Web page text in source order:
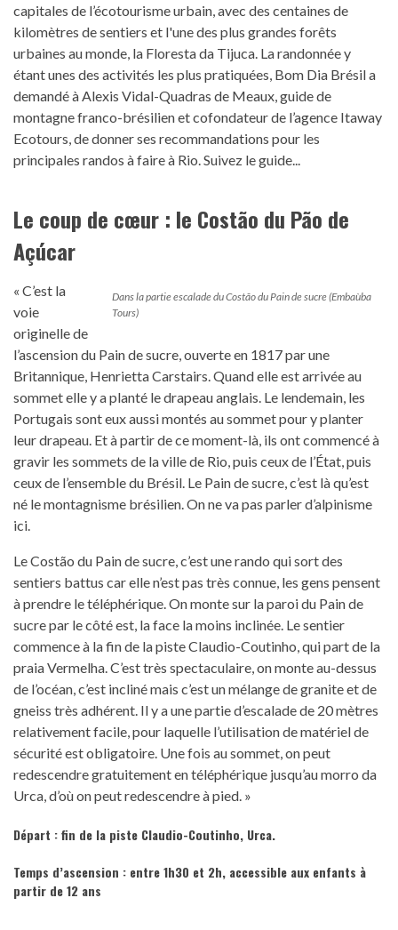
capitales de l’écotourisme urbain, avec des centaines de
kilomètres de sentiers et l'une des plus grandes forêts
urbaines au monde, la Floresta da Tijuca. La randonnée y
étant unes des activités les plus pratiquées, Bom Dia Brésil a
demandé à Alexis Vidal-Quadras de Meaux, guide de
montagne franco-brésilien et cofondateur de l’agence Itaway
Ecotours, de donner ses recommandations pour les
principales randos à faire à Rio. Suivez le guide...
Le coup de cœur : le Costão du Pão de
Açúcar
Dans la partie escalade du Costão du Pain de sucre (Embaùba
Tours)
« C’est la
voie
originelle de
l’ascension du Pain de sucre, ouverte en 1817 par une
Britannique, Henrietta Carstairs. Quand elle est arrivée au
sommet elle y a planté le drapeau anglais. Le lendemain, les
Portugais sont eux aussi montés au sommet pour y planter
leur drapeau. Et à partir de ce moment-là, ils ont commencé à
gravir les sommets de la ville de Rio, puis ceux de l’État, puis
ceux de l’ensemble du Brésil. Le Pain de sucre, c’est là qu’est
né le montagnisme brésilien. On ne va pas parler d’alpinisme
ici.
Le Costão du Pain de sucre, c’est une rando qui sort des
sentiers battus car elle n’est pas très connue, les gens pensent
à prendre le téléphérique. On monte sur la paroi du Pain de
sucre par le côté est, la face la moins inclinée. Le sentier
commence à la fin de la piste Claudio-Coutinho, qui part de la
praia Vermelha. C’est très spectaculaire, on monte au-dessus
de l’océan, c’est incliné mais c’est un mélange de granite et de
gneiss très adhérent. Il y a une partie d’escalade de 20 mètres
relativement facile, pour laquelle l’utilisation de matériel de
sécurité est obligatoire. Une fois au sommet, on peut
redescendre gratuitement en téléphérique jusqu’au morro da
Urca, d’où on peut redescendre à pied. »
Départ :fin de la piste Claudio-Coutinho, Urca.
Temps d’ascension : entre 1h30 et 2h, accessible aux enfants à
partir de 12 ans